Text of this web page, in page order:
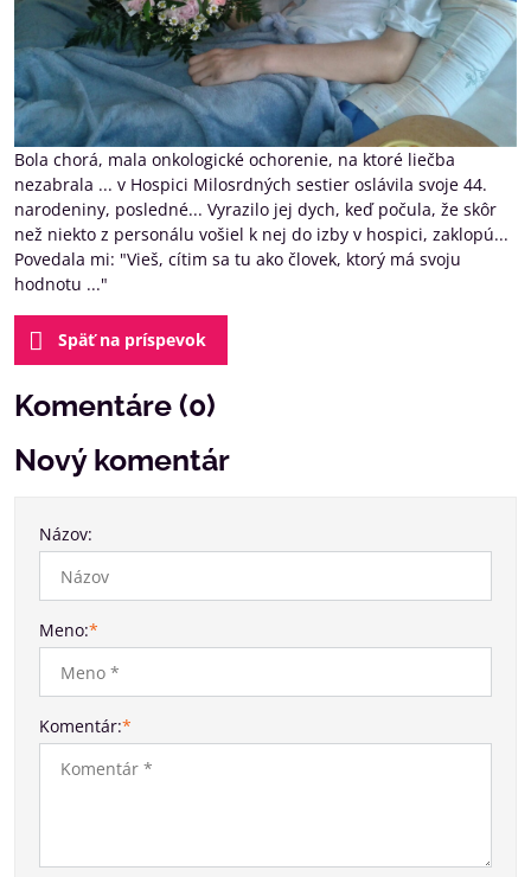
Bola chorá, mala onkologické ochorenie, na ktoré liečba
nezabrala ... v Hospici Milosrdných sestier oslávila svoje 44.
narodeniny, posledné... Vyrazilo jej dych, keď počula, že skôr
než niekto z personálu vošiel k nej do izby v hospici, zaklopú...
Povedala mi: "Vieš, cítim sa tu ako človek, ktorý má svoju
hodnotu ..."
Späť na príspevok
Komentáre (0)
Nový komentár
Názov:
Meno:*
Komentár:*